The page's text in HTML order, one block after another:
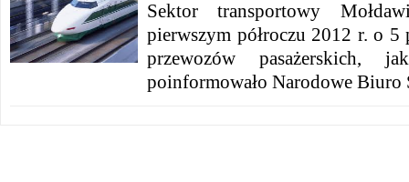
Sektor transportowy
pierwszym półroczu 2012 r. o 5
przewozów
poinformowało Narodowe Biuro